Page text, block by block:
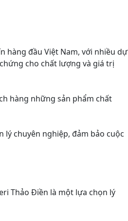
hàng đầu Việt Nam, với nhiều dự
cho chất lượng và giá trị
hàng những sản phẩm chất
lý chuyên nghiệp, đảm bảo cuộc
Thảo Điền là một lựa chọn lý